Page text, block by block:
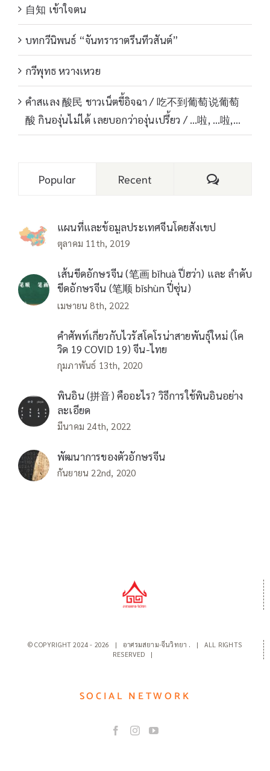
自知 เข้าใจตน
บทกวีนิพนธ์ “จันทราราตรีนทีวสันต์”
กวีพุทธ หวางเหวย
คำสแลง 酸民 ชาวเน็ตขี้อิจฉา / 吃不到葡萄说葡萄
酸 กินองุ่นไม่ได้ เลยบอกว่าองุ่นเปรี้ยว / …啦, …啦,…
Popular Recent Comments
แผนที่และข้อมูลประเทศจีนโดยสังเขป
ตุลาคม 11th, 2019
เส้นขีดอักษรจีน (笔画 bǐhuà ปี่ฮว่า) และ ลำดับ
ขีดอักษรจีน (笔顺 bǐshùn ปี่ซุ่น)
เมษายน 8th, 2022
คำศัพท์เกี่ยวกับไวรัสโคโรน่าสายพันธุ์ใหม่ (โค
วิด 19 COVID 19) จีน-ไทย
กุมภาพันธ์ 13th, 2020
พินอิน (拼音) คืออะไร? วิธีการใช้พินอินอย่าง
ละเอียด
มีนาคม 24th, 2022
พัฒนาการของตัวอักษรจีน
กันยายน 22nd, 2020
© COPYRIGHT 2024 - 2026 | อาศรมสยาม-จีนวิทยา .
| ALL RIGHTS
RESERVED |
SOCIAL NETWORK